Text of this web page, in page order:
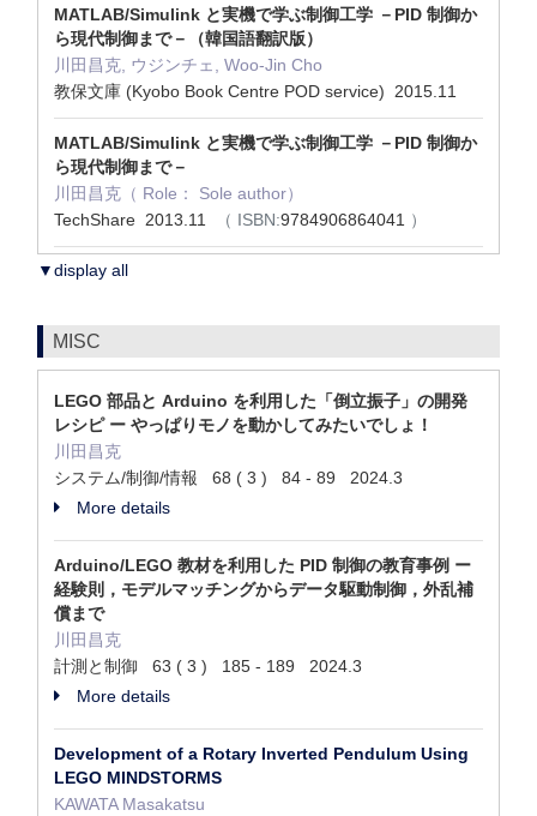
MATLAB/Simulink と実機で学ぶ制御工学 －PID 制御か
ら現代制御まで－（韓国語翻訳版）
川田昌克, ウジンチェ, Woo-Jin Cho
教保文庫 (Kyobo Book Centre POD service) 2015.11
MATLAB/Simulink と実機で学ぶ制御工学 －PID 制御か
ら現代制御まで－
川田昌克（ Role： Sole author）
TechShare 2013.11
（ ISBN:9784906864041 ）
▼display all
MISC
LEGO 部品と Arduino を利用した「倒立振子」の開発
レシピ ー やっぱりモノを動かしてみたいでしょ！
川田昌克
システム/制御/情報 68 ( 3 ) 84 - 89 2024.3
More details
Arduino/LEGO 教材を利用した PID 制御の教育事例 ー
経験則，モデルマッチングからデータ駆動制御，外乱補
償まで
川田昌克
計測と制御 63 ( 3 ) 185 - 189 2024.3
More details
Development of a Rotary Inverted Pendulum Using
LEGO MINDSTORMS
KAWATA Masakatsu